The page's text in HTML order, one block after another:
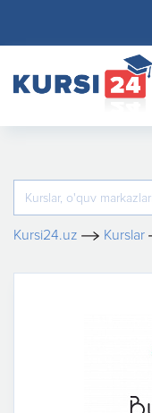
Kursi24.uz Kurslar